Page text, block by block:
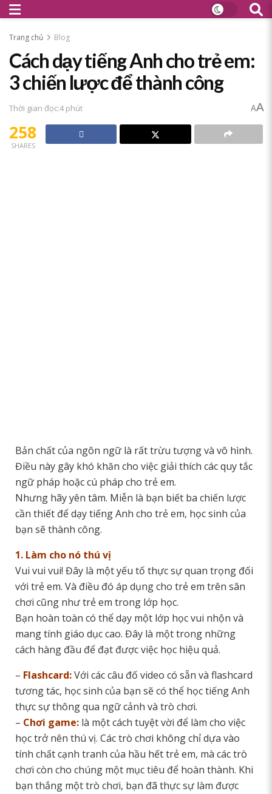
Trang chủ Blog
Cách dạy tiếng Anh cho trẻ em:
3 chiến lược để thành công
Thời gian đọc:4 phút AA
258
SHARES
Bản chất của ngôn ngữ là rất trừu tượng và vô hình.
Điều này gây khó khăn cho việc giải thích các quy tắc
ngữ pháp hoặc cú pháp cho trẻ em.
Nhưng hãy yên tâm. Miễn là bạn biết ba chiến lược
cần thiết để dạy tiếng Anh cho trẻ em, học sinh của
bạn sẽ thành công.
1. Làm cho nó thú vị
Vui vui vui! Đây là một yếu tố thực sự quan trọng đối
với trẻ em. Và điều đó áp dụng cho trẻ em trên sân
chơi cũng như trẻ em trong lớp học.
Bạn hoàn toàn có thể dạy một lớp học vui nhộn và
mang tính giáo dục cao. Đây là một trong những
cách hàng đầu để đạt được việc học hiệu quả.
– Flashcard:Với các câu đố video có sẵn và flashcard
tương tác, học sinh của bạn sẽ có thể học tiếng Anh
thực sự thông qua ngữ cảnh và trò chơi.
– Chơi game: là một cách tuyệt vời để làm cho việc
học trở nên thú vị. Các trò chơi không chỉ dựa vào
tính chất cạnh tranh của hầu hết trẻ em, mà các trò
chơi còn cho chúng một mục tiêu để hoàn thành. Khi
bạn thắng một trò chơi, bạn đã thực sự làm được